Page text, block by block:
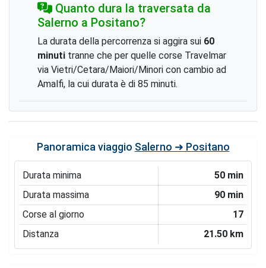
Quanto dura la traversata da
Salerno a Positano?
La durata della percorrenza si aggira sui 60
minuti tranne che per quelle corse Travelmar
via Vietri/Cetara/Maiori/Minori con cambio ad
Amalfi, la cui durata è di 85 minuti.
Panoramica viaggio Salerno ➜ Positano
Durata minima
50 min
Durata massima
90 min
Corse al giorno
17
Distanza
21.50 km